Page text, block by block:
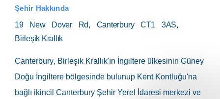
Şehir Hakkında
19 New Dover Rd, Canterbury CT1 3AS,
Birleşik Krallık
Canterbury, Birleşik Krallık'ın İngiltere ülkesinin Güney
Doğu İngiltere bölgesinde bulunup Kent Kontluğu'na
bağlı ikincil Canterbury Şehir Yerel İdaresi merkezi ve